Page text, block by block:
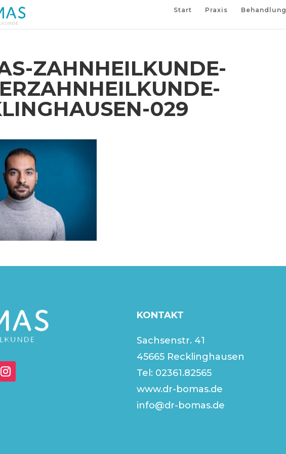
Start Praxis Behandlung
ZAHNHEILKUNDE-
029
KONTAKT
Sachsenstr. 41
45665 Recklinghausen
Tel: 02361.82565
www.dr-bomas.de
info@dr-bomas.de